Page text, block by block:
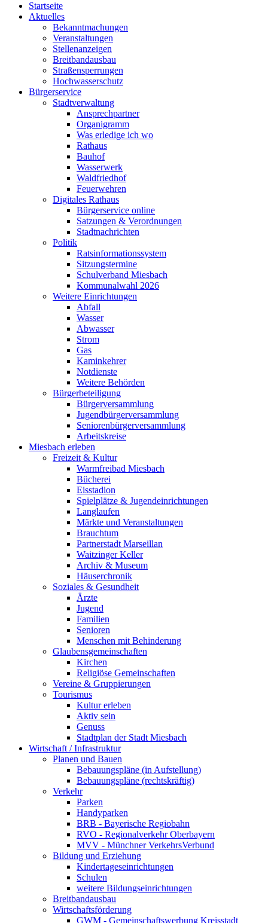
Startseite
Aktuelles
Bekanntmachungen
Veranstaltungen
Stellenanzeigen
Breitbandausbau
Straßensperrungen
Hochwasserschutz
Bürgerservice
Stadtverwaltung
Ansprechpartner
Organigramm
Was erledige ich wo
Rathaus
Bauhof
Wasserwerk
Waldfriedhof
Feuerwehren
Digitales Rathaus
Bürgerservice online
Satzungen & Verordnungen
Stadtnachrichten
Politik
Ratsinformationssystem
Sitzungstermine
Schulverband Miesbach
Kommunalwahl 2026
Weitere Einrichtungen
Abfall
Wasser
Abwasser
Strom
Gas
Kaminkehrer
Notdienste
Weitere Behörden
Bürgerbeteiligung
Bürgerversammlung
Jugendbürgerversammlung
Seniorenbürgerversammlung
Arbeitskreise
Miesbach erleben
Freizeit & Kultur
Warmfreibad Miesbach
Bücherei
Eisstadion
Spielplätze & Jugendeinrichtungen
Langlaufen
Märkte und Veranstaltungen
Brauchtum
Partnerstadt Marseillan
Waitzinger Keller
Archiv & Museum
Häuserchronik
Soziales & Gesundheit
Ärzte
Jugend
Familien
Senioren
Menschen mit Behinderung
Glaubensgemeinschaften
Kirchen
Religiöse Gemeinschaften
Vereine & Gruppierungen
Tourismus
Kultur erleben
Aktiv sein
Genuss
Stadtplan der Stadt Miesbach
Wirtschaft / Infrastruktur
Planen und Bauen
Bebauungspläne (in Aufstellung)
Bebauungspläne (rechtskräftig)
Verkehr
Parken
Handyparken
BRB - Bayerische Regiobahn
RVO - Regionalverkehr Oberbayern
MVV - Münchner VerkehrsVerbund
Bildung und Erziehung
Kindertageseinrichtungen
Schulen
weitere Bildungseinrichtungen
Breitbandausbau
Wirtschaftsförderung
GWM - Gemeinschaftswerbung Kreisstadt